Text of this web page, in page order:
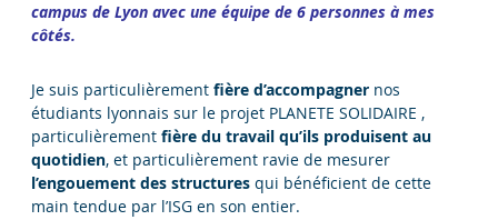
campus de Lyon avec une équipe de 6 personnes à mes
côtés.
Je suis particulièrement fière d’accompagner nos
étudiants lyonnais sur le projet PLANETE SOLIDAIRE ,
particulièrement fière du travail qu’ils produisent au
quotidien, et particulièrement ravie de mesurer
l’engouement des structures qui bénéficient de cette
main tendue par l’ISG en son entier.